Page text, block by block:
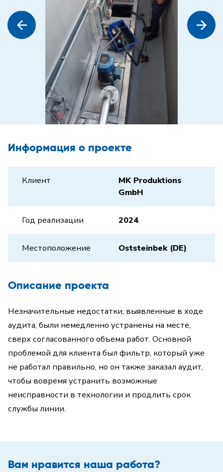
Информация о проекте
Клиент
MK Produktions
GmbH
Год реализации 2024
Местоположение Oststeinbek (DE)
Описание проекта
Незначительные недостатки, выявленные в ходе
аудита, были немедленно устранены на месте,
сверх согласованного объема работ. Основной
проблемой для клиента был фильтр, который уже
не работал правильно, но он также заказал аудит,
чтобы вовремя устранить возможные
неисправности в технологии и продлить срок
службы линии.
Вам нравится наша работа?